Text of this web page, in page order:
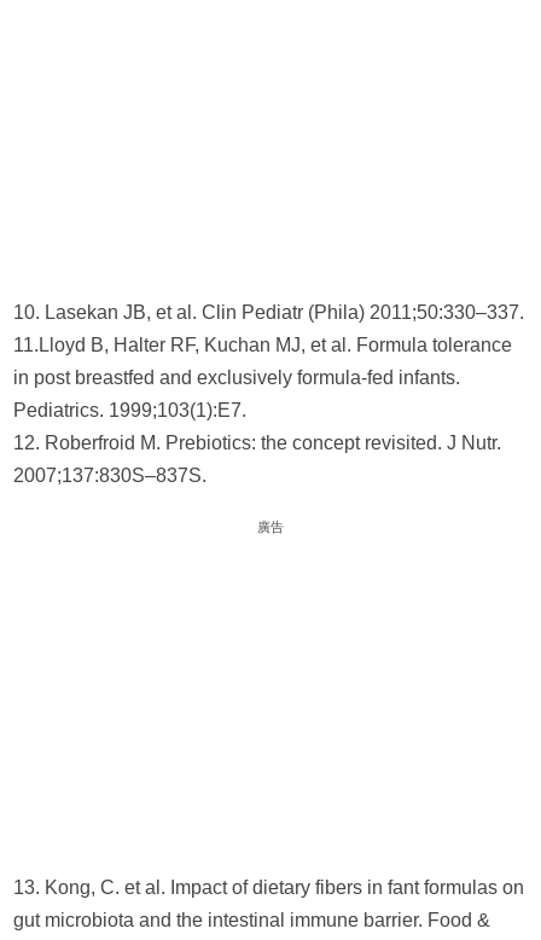
10. Lasekan JB, et al. Clin Pediatr (Phila) 2011;50:330–337.
11.Lloyd B, Halter RF, Kuchan MJ, et al. Formula tolerance
in post breastfed and exclusively formula-fed infants.
Pediatrics. 1999;103(1):E7.
12. Roberfroid M. Prebiotics: the concept revisited. J Nutr.
2007;137:830S–837S.
廣告
13. Kong, C. et al. Impact of dietary fibers in fant formulas on
gut microbiota and the intestinal immune barrier. Food &